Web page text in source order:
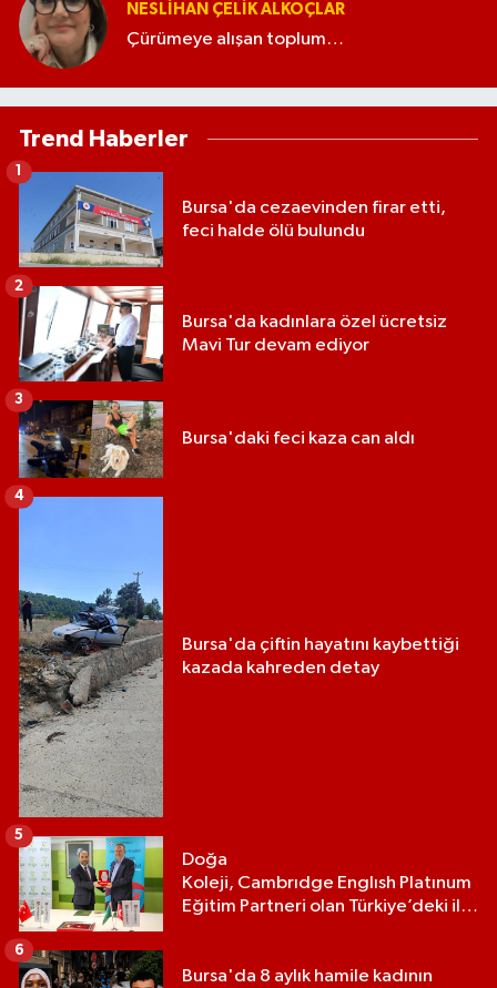
NESLIHAN ÇELIK ALKOÇLAR
Çürümeye alışan toplum…
Trend Haberler
Bursa'da cezaevinden firar etti,
feci halde ölü bulundu
1
Bursa'da kadınlara özel ücretsiz
Mavi Tur devam ediyor
2
Bursa'daki feci kaza can aldı
3
Bursa'da çiftin hayatını kaybettiği
kazada kahreden detay
4
Doğa
Koleji, Cambrıdge Englısh Platınum
Eğitim Partneri olan Türkiye’deki ilk
5
Bursa'da 8 aylık hamile kadının
6